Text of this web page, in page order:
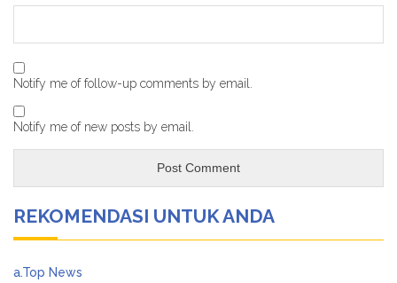
Notify me of follow-up comments by email.
Notify me of new posts by email.
REKOMENDASI UNTUK ANDA
a.Top News